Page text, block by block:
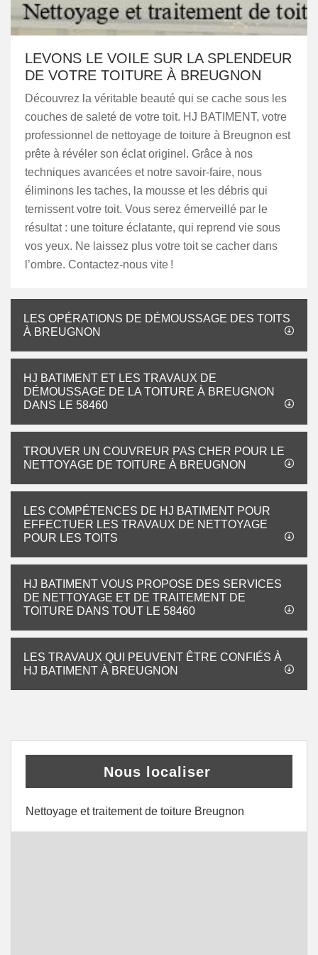
LEVONS LE VOILE SUR LA SPLENDEUR
DE VOTRE TOITURE À BREUGNON
Découvrez la véritable beauté qui se cache sous les
couches de saleté de votre toit. HJ BATIMENT, votre
professionnel de nettoyage de toiture à Breugnon est
prête à révéler son éclat originel. Grâce à nos
techniques avancées et notre savoir-faire, nous
éliminons les taches, la mousse et les débris qui
ternissent votre toit. Vous serez émerveillé par le
résultat : une toiture éclatante, qui reprend vie sous
vos yeux. Ne laissez plus votre toit se cacher dans
l’ombre. Contactez-nous vite !
LES OPÉRATIONS DE DÉMOUSSAGE DES TOITS
À BREUGNON
HJ BATIMENT ET LES TRAVAUX DE
DÉMOUSSAGE DE LA TOITURE À BREUGNON
DANS LE 58460
TROUVER UN COUVREUR PAS CHER POUR LE
NETTOYAGE DE TOITURE À BREUGNON
LES COMPÉTENCES DE HJ BATIMENT POUR
EFFECTUER LES TRAVAUX DE NETTOYAGE
POUR LES TOITS
HJ BATIMENT VOUS PROPOSE DES SERVICES
DE NETTOYAGE ET DE TRAITEMENT DE
TOITURE DANS TOUT LE 58460
LES TRAVAUX QUI PEUVENT ÊTRE CONFIÉS À
HJ BATIMENT À BREUGNON
Nous localiser
Nettoyage et traitement de toiture Breugnon